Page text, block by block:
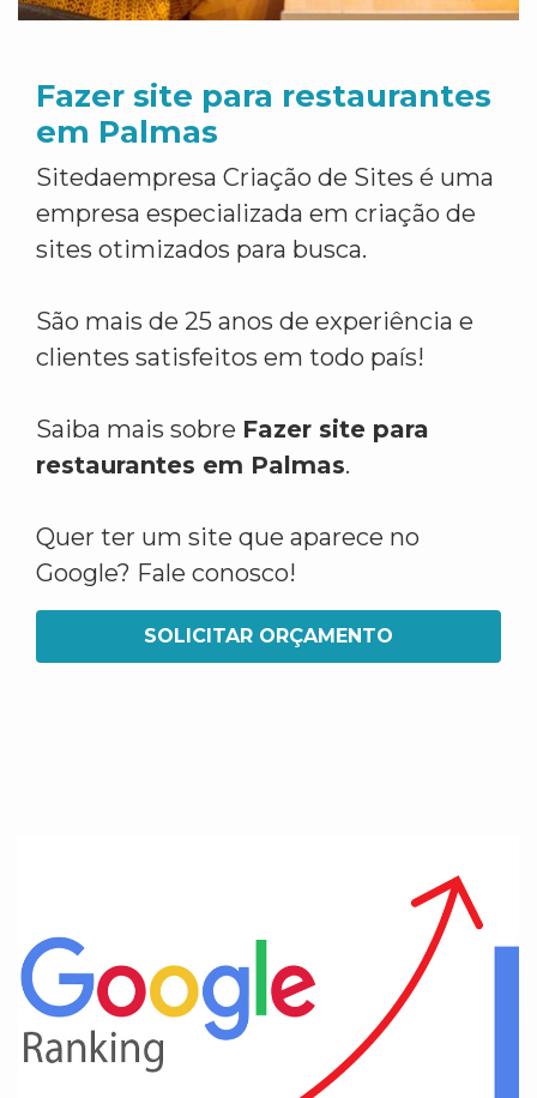
Fazer site para restaurantes
em Palmas
Sitedaempresa Criação de Sites é uma
empresa especializada em criação de
sites otimizados para busca.
São mais de 25 anos de experiência e
clientes satisfeitos em todo país!
Saiba mais sobre Fazer site para
restaurantes em Palmas.
Quer ter um site que aparece no
Google? Fale conosco!
SOLICITAR ORÇAMENTO